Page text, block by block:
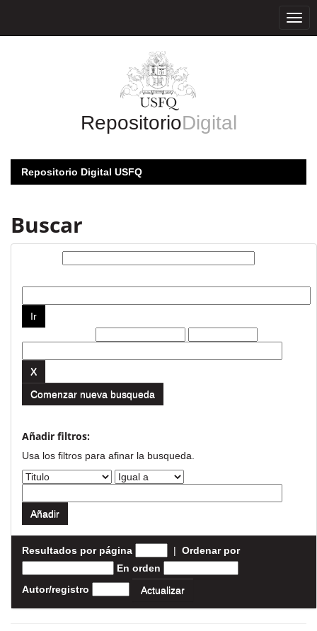
RepositorioDigital
Repositorio Digital USFQ
Buscar
Comenzar nueva busqueda
Añadir filtros:
Usa los filtros para afinar la busqueda.
Resultados por página | Ordenar por
En orden
Autor/registro